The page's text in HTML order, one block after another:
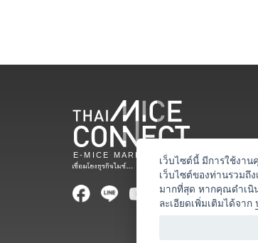
เว็บไซต์นี้ มีการใช้งา
เว็บไซต์ของท่านรวมถึ
มากที่สุด หากคุณดำเนิ
ละเอียดเพิ่มเติมได้จาก